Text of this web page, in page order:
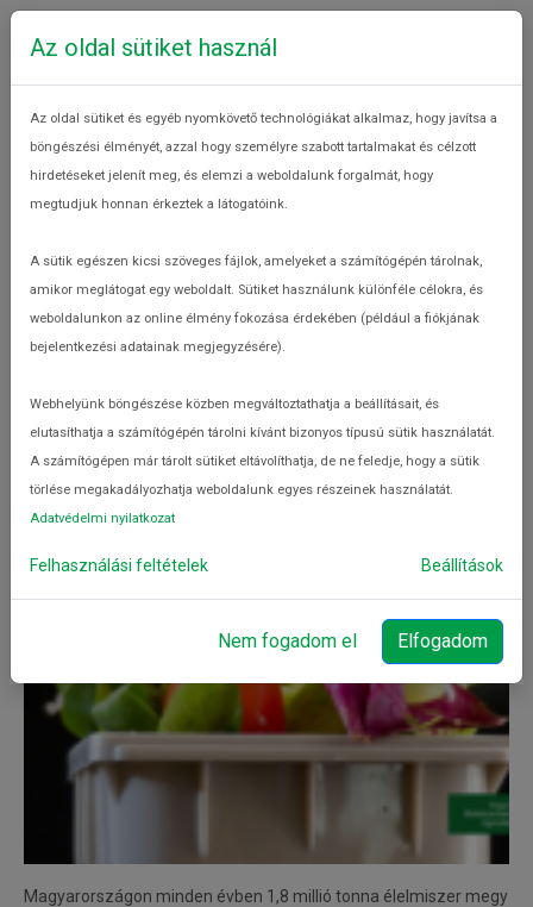
MIT TEHETEK
Felelősségvállalás a háztartásokban
Mit tehetek
Magyarországon minden évben 1,8 millió tonna élelmiszer megy
Az oldal sütiket használ
Az oldal sütiket és egyéb nyomkövető technológiákat alkalmaz, hogy javítsa a
böngészési élményét, azzal hogy személyre szabott tartalmakat és célzott
hirdetéseket jelenít meg, és elemzi a weboldalunk forgalmát, hogy
megtudjuk honnan érkeztek a látogatóink.
A sütik egészen kicsi szöveges fájlok, amelyeket a számítógépén tárolnak,
amikor meglátogat egy weboldalt. Sütiket használunk különféle célokra, és
weboldalunkon az online élmény fokozása érdekében (például a fiókjának
bejelentkezési adatainak megjegyzésére).
Webhelyünk böngészése közben megváltoztathatja a beállításait, és
elutasíthatja a számítógépén tárolni kívánt bizonyos típusú sütik használatát.
A számítógépen már tárolt sütiket eltávolíthatja, de ne feledje, hogy a sütik
törlése megakadályozhatja weboldalunk egyes részeinek használatát.
Adatvédelmi nyilatkozat
Felhasználási feltételek Beállítások
Nem fogadom el Elfogadom